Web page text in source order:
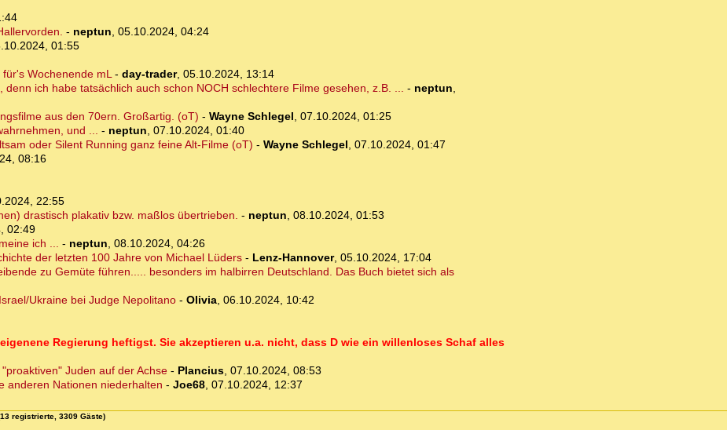
- neptun, 05.10.2024, 04:24
01:55
Wochenende mL- day-trader, 05.10.2024, 13:14
ich habe tatsächlich auch schon NOCH schlechtere Filme gesehen, z.B. ... - neptun,
aus den 70ern. Großartig. (oT) - Wayne Schlegel, 07.10.2024, 01:25
und ... - neptun, 07.10.2024, 01:40
oder Silent Running ganz feine Alt-Filme (oT) - Wayne Schlegel, 07.10.2024, 01:47
08:16
22:55
drastisch plakativ bzw. maßlos übertrieben. - neptun, 08.10.2024, 01:53
02:49
ich ... - neptun, 08.10.2024, 04:26
der letzten 100 Jahre von Michael Lüders- Lenz-Hannover, 05.10.2024, 17:04
zu Gemüte führen..... besonders im halbirren Deutschland. Das Buch bietet sich als
Ukraine bei Judge Nepolitano- Olivia, 06.10.2024, 10:42
Regierung heftigst. Sie akzeptieren u.a. nicht, dass D wie ein willenloses Schaf alles
Juden auf der Achse- Plancius, 07.10.2024, 08:53
anderen Nationen niederhalten - Joe68, 07.10.2024, 12:37
registrierte, 3309 Gäste)